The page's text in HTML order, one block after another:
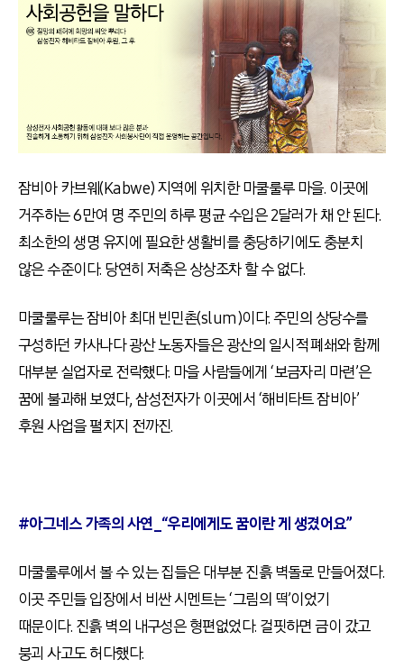
잠비아 카브웨(Kabwe) 지역에 위치한 마쿨룰루 마을. 이곳에
거주하는 6만여 명 주민의 하루 평균 수입은 2달러가 채 안 된다.
최소한의 생명 유지에 필요한 생활비를 충당하기에도 충분치
않은 수준이다. 당연히 저축은 상상조차 할 수 없다.
마쿨룰루는 잠비아 최대 빈민촌(slum)이다. 주민의 상당수를
구성하던 카사나다 광산 노동자들은 광산의 일시적 폐쇄와 함께
대부분 실업자로 전락했다. 마을 사람들에게 ‘보금자리 마련’은
꿈에 불과해 보였다, 삼성전자가 이곳에서 ‘해비타트 잠비아’
후원 사업을 펼치지 전까진.
#아그네스 가족의 사연_“우리에게도 꿈이란 게 생겼어요”
마쿨룰루에서 볼 수 있는 집들은 대부분 진흙 벽돌로 만들어졌다.
이곳 주민들 입장에서 비싼 시멘트는 ‘그림의 떡’이었기
때문이다. 진흙 벽의 내구성은 형편없었다. 걸핏하면 금이 갔고
붕괴 사고도 허다했다.